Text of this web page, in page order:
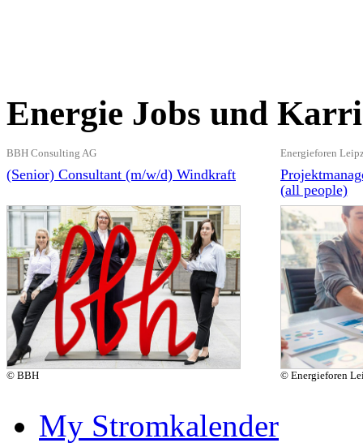
Energie Jobs und
BBH Consulting AG
(Senior) Consultant (m/w/d) Windkraft
© BBH
Energieforen
(all people)
© Energieforen
My Stromkalender